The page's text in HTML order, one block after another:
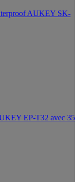
AUKEY SK-
EP-T32 avec 35